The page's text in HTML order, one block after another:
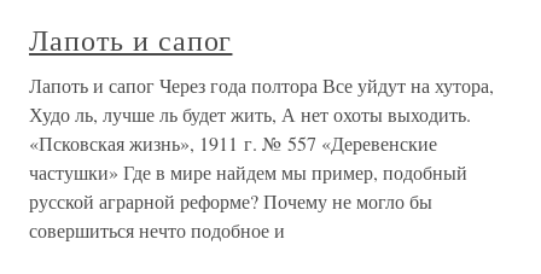
Лапоть и сапог
Лапоть и сапог Через года полтора Все уйдут на хутора,
Худо ль, лучше ль будет жить, А нет охоты выходить.
«Псковская жизнь», 1911 г. № 557 «Деревенские
частушки» Где в мире найдем мы пример, подобный
русской аграрной реформе? Почему не могло бы
совершиться нечто подобное и